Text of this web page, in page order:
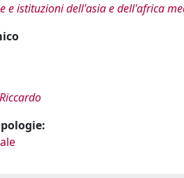
e istituzioni dell'asia e dell'africa